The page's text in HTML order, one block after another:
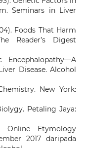
Seminars in Liver
Foods That Harm
Reader’s Digest
Encephalopathy—A
Disease. Alcohol
New York:
Petaling Jaya:
Online Etymology
2017 daripada